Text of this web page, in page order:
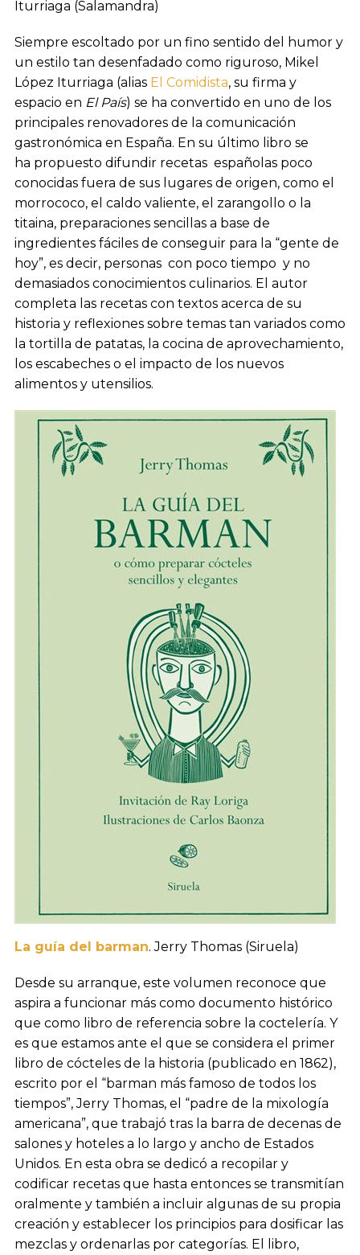
Iturriaga (Salamandra)
Siempre escoltado por un fino sentido del humor y
un estilo tan desenfadado como riguroso, Mikel
López Iturriaga (alias El Comidista, su firma y
espacio en El País) se ha convertido en uno de los
principales renovadores de la comunicación
gastronómica en España. En su último libro se
ha propuesto difundir recetas españolas poco
conocidas fuera de sus lugares de origen, como el
morrococo, el caldo valiente, el zarangollo o la
titaina, preparaciones sencillas a base de
ingredientes fáciles de conseguir para la “gente de
hoy”, es decir, personas con poco tiempo y no
demasiados conocimientos culinarios. El autor
completa las recetas con textos acerca de su
historia y reflexiones sobre temas tan variados como
la tortilla de patatas, la cocina de aprovechamiento,
los escabeches o el impacto de los nuevos
alimentos y utensilios.
La guía del barman. Jerry Thomas (Siruela)
Desde su arranque, este volumen reconoce que
aspira a funcionar más como documento histórico
que como libro de referencia sobre la coctelería. Y
es que estamos ante el que se considera el primer
libro de cócteles de la historia (publicado en 1862),
escrito por el “barman más famoso de todos los
tiempos”, Jerry Thomas, el “padre de la mixología
americana”, que trabajó tras la barra de decenas de
salones y hoteles a lo largo y ancho de Estados
Unidos. En esta obra se dedicó a recopilar y
codificar recetas que hasta entonces se transmitían
oralmente y también a incluir algunas de su propia
creación y establecer los principios para dosificar las
mezclas y ordenarlas por categorías. El libro,